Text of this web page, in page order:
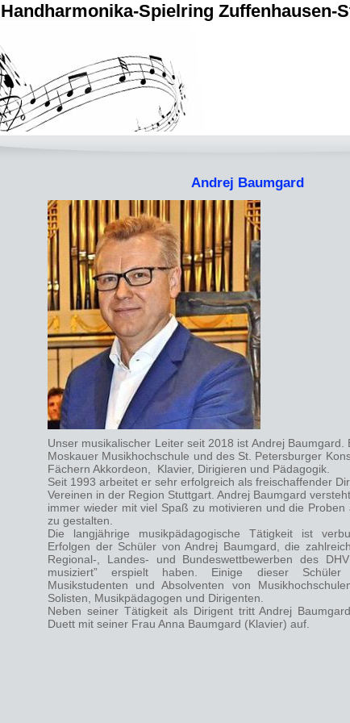
Handharmonika-Spielring Zuffenhausen-
Andrej Baumgard
Unser musikalischer Leiter seit 2018 ist Andrej Baumgard.
Moskauer Musikhochschule und des St. Petersburger
Fächern Akkordeon, Klavier, Dirigieren und Pädagogik.
Seit 1993 arbeitet er sehr erfolgreich als freischaffender
Vereinen in der Region Stuttgart. Andrej Baumgard
immer wieder mit viel Spaß zu motivieren und die Proben
zu gestalten.
Die langjährige musikpädagogische Tätigkeit ist
Erfolgen der Schüler von Andrej Baumgard, die
Regional-, Landes- und Bundeswettbewerben des
musiziert” erspielt haben. Einige dieser Schüler
Musikstudenten und Absolventen von
Solisten, Musikpädagogen und Dirigenten.
Neben seiner Tätigkeit als Dirigent tritt Andrej
Duett mit seiner Frau Anna Baumgard (Klavier) auf.